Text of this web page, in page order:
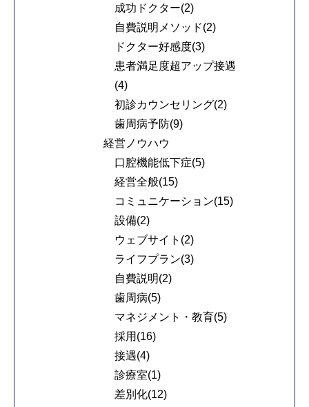
成功ドクター(2)
自費説明メソッド(2)
ドクター好感度(3)
患者満足度超アップ接遇
(4)
初診カウンセリング(2)
歯周病予防(9)
経営ノウハウ
口腔機能低下症(5)
経営全般(15)
コミュニケーション(15)
設備(2)
ウェブサイト(2)
ライフプラン(3)
自費説明(2)
歯周病(5)
マネジメント・教育(5)
採用(16)
接遇(4)
診療室(1)
差別化(12)